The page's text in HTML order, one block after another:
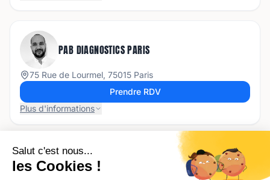
PAB DIAGNOSTICS PARIS
75 Rue de Lourmel, 75015 Paris
Prendre RDV
Plus d'informations
DIAGAVENUE